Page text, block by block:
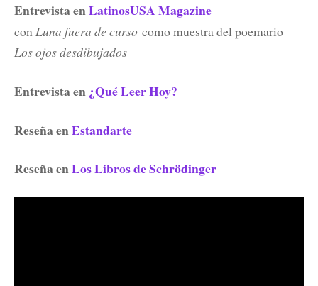
Entrevista enLatinosUSA Magazine
conLuna fuera de curso como muestra del poemario
Los ojos desdibujados
Entrevista en¿Qué Leer Hoy?
Reseña enEstandarte
Reseña enLos Libros de Schrödinger